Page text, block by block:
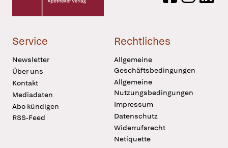
Service
Newsletter
Über uns
Kontakt
Mediadaten
Abo kündigen
RSS-Feed
Rechtliches
Allgemeine
Geschäftsbedingungen
Allgemeine
Nutzungsbedingungen
Impressum
Datenschutz
Widerrufsrecht
Netiquette